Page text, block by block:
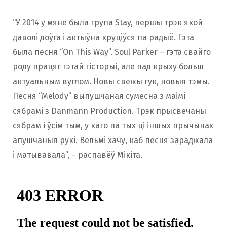
“У 2014 у мяне была група Stay, першы трэк якой
даволі доўга і актыўна круціўся па радыё. Гэта
была песня “On This Way”. Soul Parker – гэта свайго
роду працяг гэтай гісторыі, але пад крыху больш
актуальным вуглом. Новы свежы гук, новыя тэмы.
Песня “Melody” выпушчаная сумесна з маімі
сябрамі з Danmann Production. Трэк прысвечаны
сябрам і ўсім тым, у каго па тых ці іншых прычынах
апушчаныя рукі. Вельмі хачу, каб песня зараджала
і матывавала”, – распавёў Мікіта.